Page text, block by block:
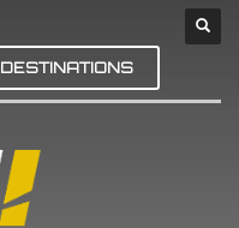
DESTINATIONS